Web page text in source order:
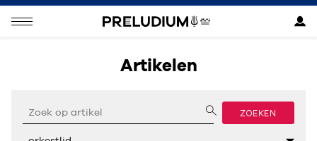
Artikelen
ZOEKEN